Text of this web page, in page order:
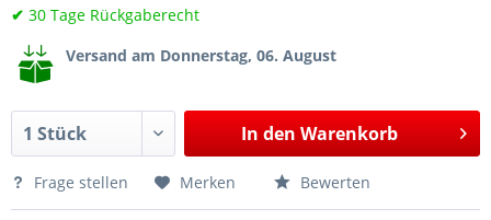
✔ 30 Tage Rückgaberecht
Versand am Donnerstag, 06. August
In den Warenkorb
Frage stellen Merken Bewerten